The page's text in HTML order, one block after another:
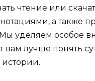
чтение или
а также
уделяем особое
вам лучше понять